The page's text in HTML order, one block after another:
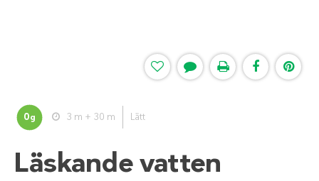
0g 3 m + 30 m Lätt
Läskande vatten